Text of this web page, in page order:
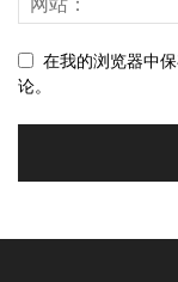
在我的浏览器中
论。